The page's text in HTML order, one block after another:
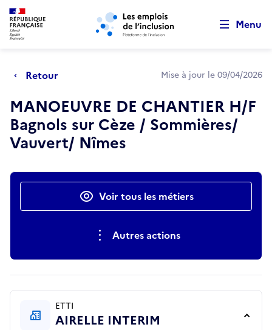
Aller au menu principal Aller au contenu principal
Menu
Retour Mise à jour le 09/04/2026
MANOEUVRE DE CHANTIER H/F
Bagnols sur Cèze / Sommières/
Vauvert/ Nîmes
Actions rapidesVoir tous les métiers
Autres actions
ETTI
AIRELLE INTERIM
Retour au début de la page
Panneau de gestion des cookies